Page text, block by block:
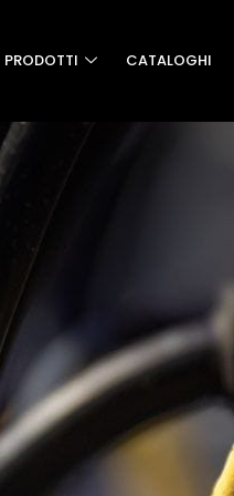
PRODOTTI CATALOGHI